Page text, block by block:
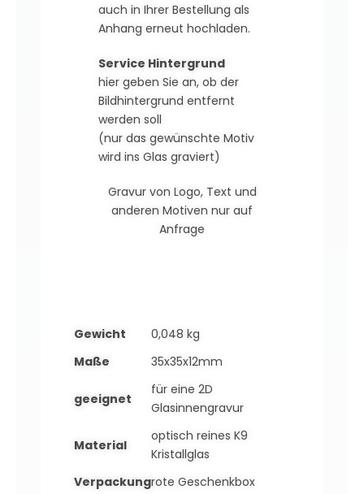
auch in Ihrer Bestellung als
Anhang erneut hochladen.
Service Hintergrund
hier geben Sie an, ob der
Bildhintergrund entfernt
werden soll
(nur das gewünschte Motiv
wird ins Glas graviert)
Gravur von Logo, Text und
anderen Motiven nur auf
Anfrage
Gewicht
0,048 kg
Maße
35x35x12mm
geeignet
für eine 2D
Glasinnengravur
Material
optisch reines K9
Kristallglas
Verpackungrote Geschenkbox